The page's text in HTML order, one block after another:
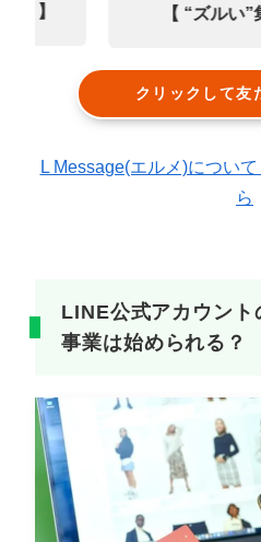
選 】
【 “ズルい”
クリックして友
L Message(エルメ)につい
ら
LINE公式アカウント
事業は始められる？